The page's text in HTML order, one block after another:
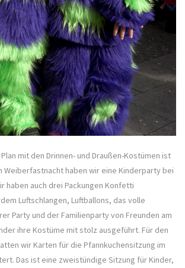
mit den Drinnen- und Draußen-Kostümen ist
Weiberfastnacht haben wir eine Kinderparty bei
haben auch drei Packungen Konfetti
Luftschlangen, Luftballons, das volle
Party und der Familienparty von Freunden am
ihre Kostüme mit stolz ausgeführt. Für den
wir Karten für die Pfannkuchensitzung im
Das ist eine zweistündige Sitzung für Kinder,